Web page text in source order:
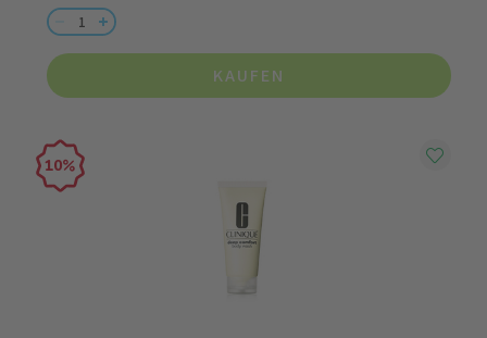
KAUFEN
10